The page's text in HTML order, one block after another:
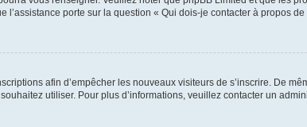
porte sur la question « Qui dois-je contacter à propos
afin d’empêcher les nouveaux visiteurs de s’inscrire. De
utiliser. Pour plus d’informations, veuillez contacter un